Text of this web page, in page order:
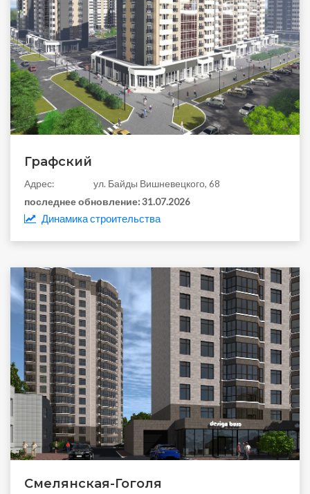
Графский
Aдрес:
ул. Байды Вишневецкого, 68
последнее обновление:31.07.2026
Динамика строительства
Смелянская-Гоголя